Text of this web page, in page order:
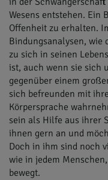
Wesens entstehen. Ein
Offenheit zu erhalten.
Bindungsanalysen, wie
zu sich in seinen
ist, auch wenn sie sich
gegenüber einem
sich befreunden mit
Körpersprache
sein als Hilfe aus ihrer
ihnen gern an und
Doch in ihm sind noch
wie in jedem
bewegt.